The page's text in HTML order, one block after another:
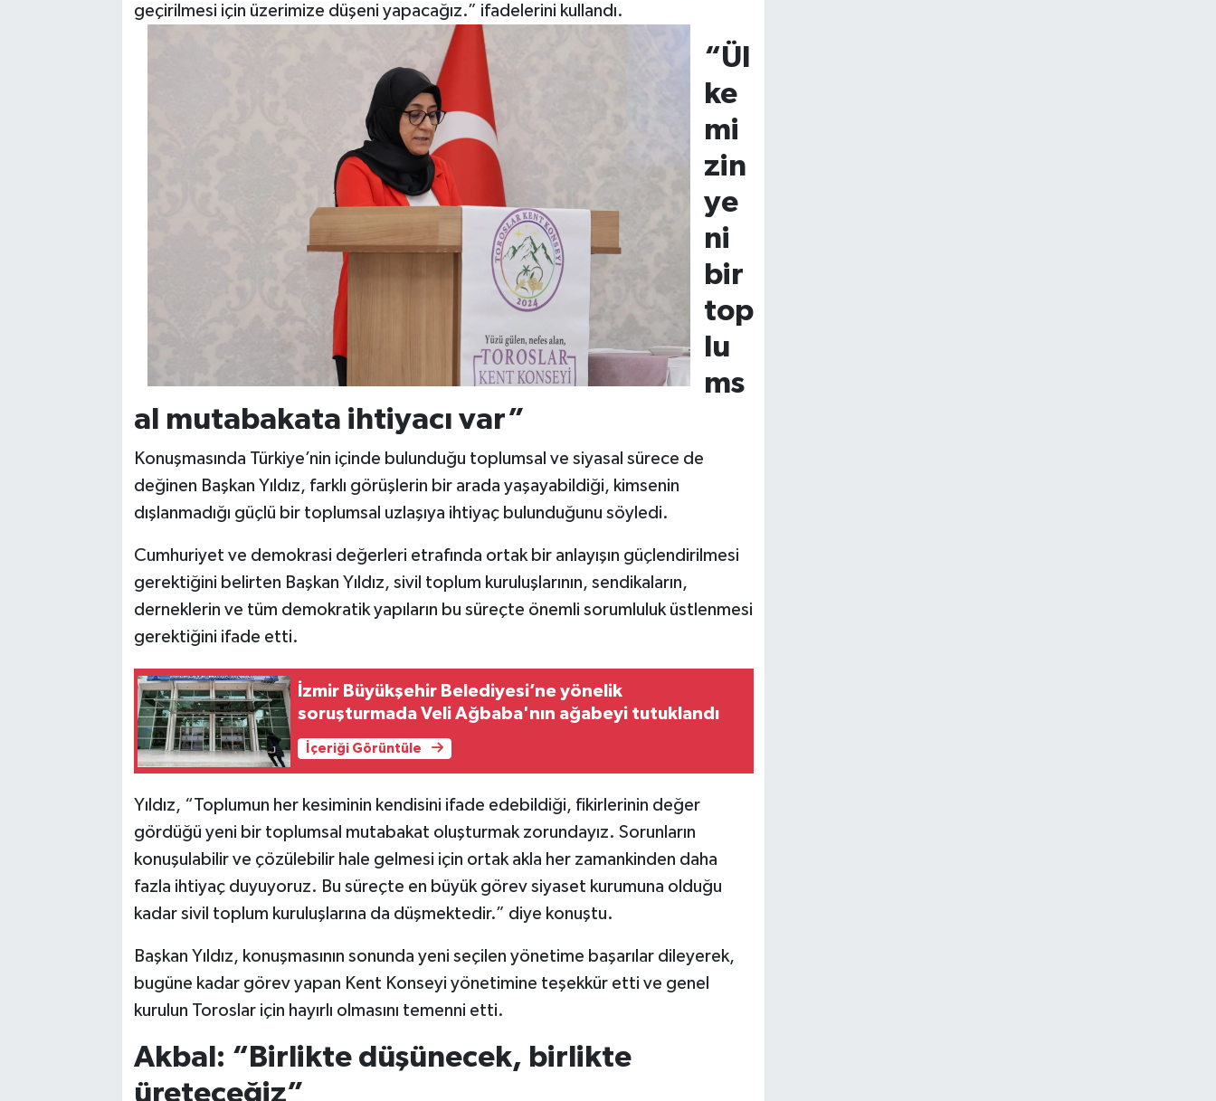
geçirilmesi için üzerimize düşeni yapacağız.” ifadelerini kullandı.
“Ül
ke
mi
zin
ye
ni
bir
top
lu
ms
al mutabakata ihtiyacı var”
Konuşmasında Türkiye’nin içinde bulunduğu toplumsal ve siyasal sürece de
değinen Başkan Yıldız, farklı görüşlerin bir arada yaşayabildiği, kimsenin
dışlanmadığı güçlü bir toplumsal uzlaşıya ihtiyaç bulunduğunu söyledi.
Cumhuriyet ve demokrasi değerleri etrafında ortak bir anlayışın güçlendirilmesi
gerektiğini belirten Başkan Yıldız, sivil toplum kuruluşlarının, sendikaların,
derneklerin ve tüm demokratik yapıların bu süreçte önemli sorumluluk üstlenmesi
gerektiğini ifade etti.
İzmir Büyükşehir Belediyesi’ne yönelik
soruşturmada Veli Ağbaba'nın ağabeyi tutuklandı
İçeriği Görüntüle
Yıldız, “Toplumun her kesiminin kendisini ifade edebildiği, fikirlerinin değer
gördüğü yeni bir toplumsal mutabakat oluşturmak zorundayız. Sorunların
konuşulabilir ve çözülebilir hale gelmesi için ortak akla her zamankinden daha
fazla ihtiyaç duyuyoruz. Bu süreçte en büyük görev siyaset kurumuna olduğu
kadar sivil toplum kuruluşlarına da düşmektedir.” diye konuştu.
Başkan Yıldız, konuşmasının sonunda yeni seçilen yönetime başarılar dileyerek,
bugüne kadar görev yapan Kent Konseyi yönetimine teşekkür etti ve genel
kurulun Toroslar için hayırlı olmasını temenni etti.
Akbal: “Birlikte düşünecek, birlikte
üreteceğiz”